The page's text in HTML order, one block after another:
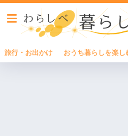
旅行・お出かけ おうち暮らしを楽し